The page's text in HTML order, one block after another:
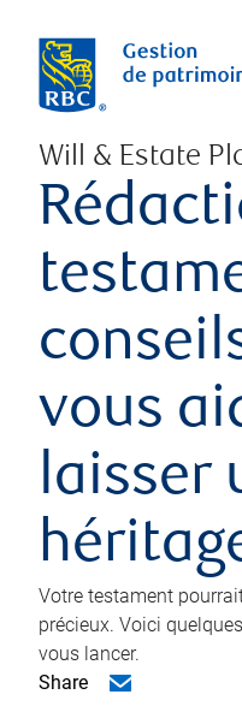
Will & Estate
vous
laisser
Votre testament
précieux. Voici
vous lancer.
Share